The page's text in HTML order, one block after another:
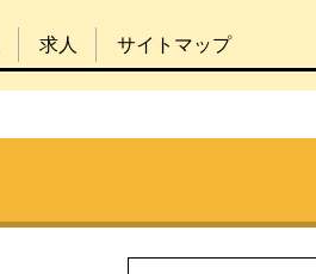
求人 サイトマップ